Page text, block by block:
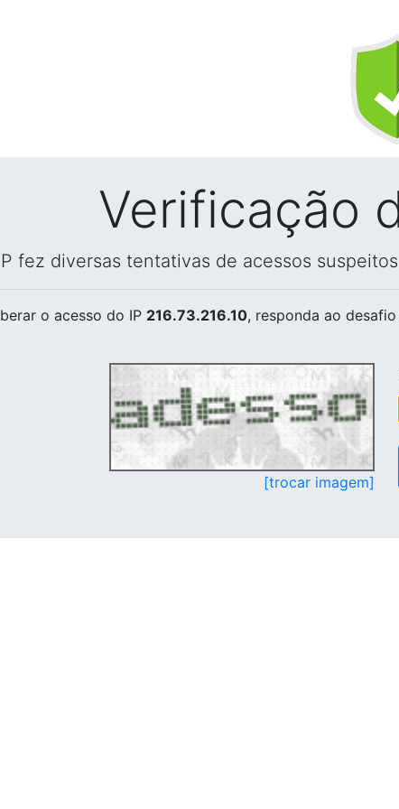
Verificação
fez diversas tentativas de acessos
o acesso do IP 216.73.216.10, responda ao
[trocar imagem]